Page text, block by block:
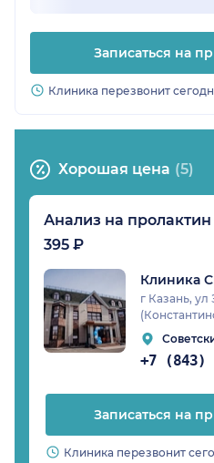
Записаться на
Клиника перезвонит
Хорошая цена (5)
Анализ на пролактин
395 ₽
Клиника
г Казань, ул
Записаться на
Клиника перезвонит